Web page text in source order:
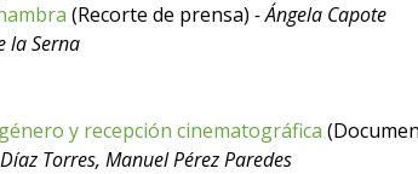
(Recorte de prensa) - Ángela Capote
la Serna
y recepción cinematográfica
Torres, Manuel Pérez Paredes